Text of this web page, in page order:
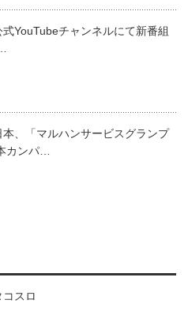
式YouTubeチャンネルにて新番組
本、「マルハンサービスグランプ
カンパ…
スロ